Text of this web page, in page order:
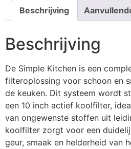
Beschrijving
Beschrijving
De Simple Kitchen is een
filteroplossing voor schoon en
de keuken. Dit systeem wordt
een 10 inch actief koolfilter,
van ongewenste stoffen uit
koolfilter zorgt voor een
geur, smaak en helderheid van